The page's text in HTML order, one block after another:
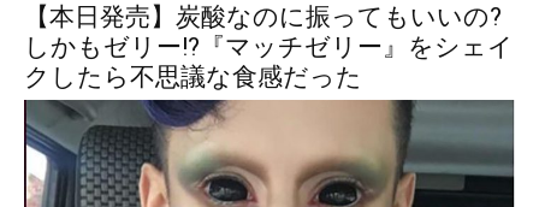
【本日発売】炭酸なのに振ってもいいの?
しかもゼリー!?『マッチゼリー』をシェイ
クしたら不思議な食感だった